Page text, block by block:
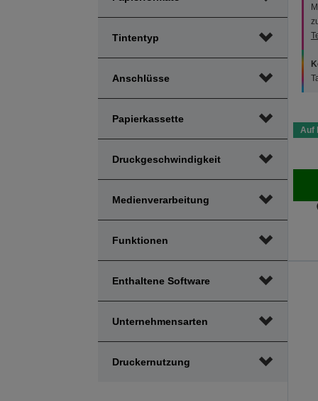
Tintentyp
Anschlüsse
Papierkassette
Druckgeschwindigkeit
Medienverarbeitung
Funktionen
Enthaltene Software
Unternehmensarten
Druckernutzung
Auf